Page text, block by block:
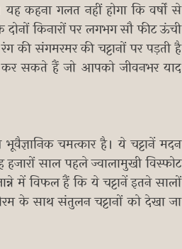
कहना गलत नहीं होगा कि वर्षों से
किनारों पर लगभग सौ फीट ऊंची
संगमरमर की चट्टानों पर पड़ती है
कर सकते हैं जो आपको जीवनभर याद
चमत्कार है। ये चट्टानें मदन
साल पहले ज्वालामुखी विस्फोट
में विफल हैं कि ये चट्टानें इतने सालों
के साथ संतुलन चट्टानों को देखा जा